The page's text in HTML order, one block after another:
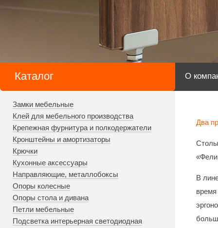
Каталог О
Замки мебельные
Клей для мебельного производства
Крепежная фурнитура и полкодержатели
Кронштейны и амортизаторы
Крючки
Кухонные аксессуары
Направляющие, металлобоксы
Опоры колесные
Опоры стола и дивана
Петли мебельные
Подсветка интерьерная светодиодная
Два
Столы
В